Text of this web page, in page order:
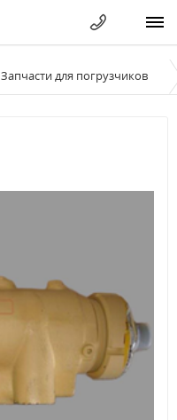
Запчасти для погрузчиков